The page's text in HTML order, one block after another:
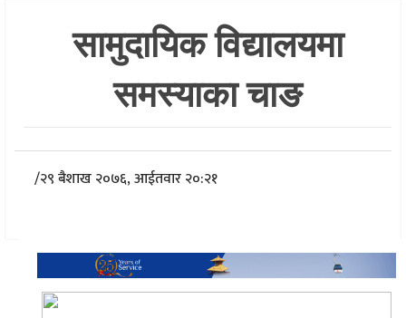
सामुदायिक विद्यालयमा
समस्याका चाङ
/२९ बैशाख २०७६, आईतवार २०:२१